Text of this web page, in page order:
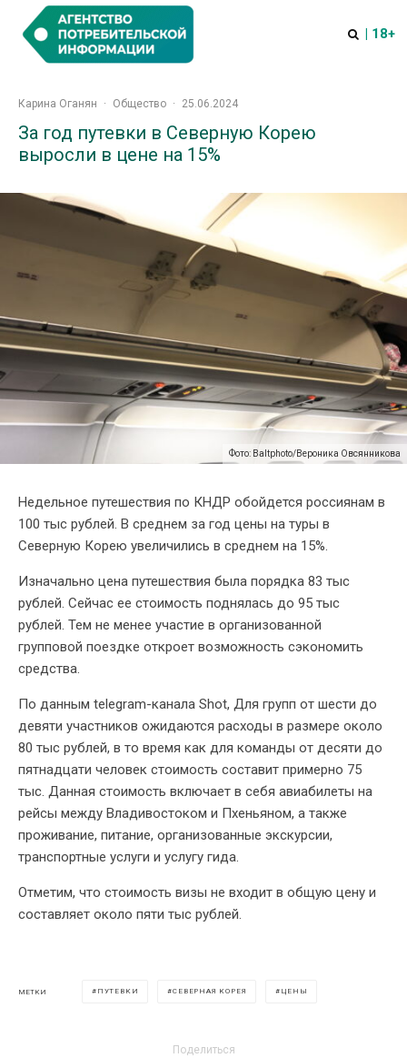
| 18+
Карина Оганян · Общество · 25.06.2024
За год путевки в Северную Корею
выросли в цене на 15%
Фото: Baltphoto/Вероника Овсянникова
Недельное путешествия по КНДР обойдется россиянам в
100 тыс рублей. В среднем за год цены на туры в
Северную Корею увеличились в среднем на 15%.
Изначально цена путешествия была порядка 83 тыс
рублей. Сейчас ее стоимость поднялась до 95 тыс
рублей. Тем не менее участие в организованной
групповой поездке откроет возможность сэкономить
средства.
По данным telegram-канала Shot, Для групп от шести до
девяти участников ожидаются расходы в размере около
80 тыс рублей, в то время как для команды от десяти до
пятнадцати человек стоимость составит примерно 75
тыс. Данная стоимость включает в себя авиабилеты на
рейсы между Владивостоком и Пхеньяном, а также
проживание, питание, организованные экскурсии,
транспортные услуги и услугу гида.
Отметим, что стоимость визы не входит в общую цену и
составляет около пяти тыс рублей.
МЕТКИ ПУТЕВКИ СЕВЕРНАЯ КОРЕЯ ЦЕНЫ
Поделиться